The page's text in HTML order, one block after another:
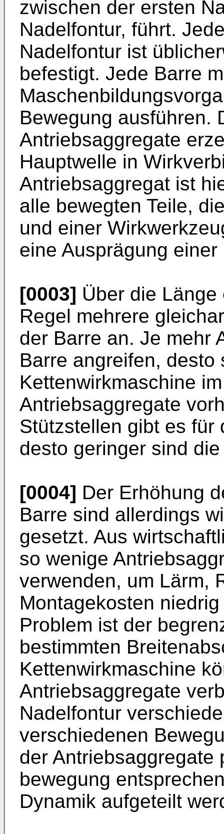
zwischen der ersten
Nadelfontur, führt.
Nadelfontur ist
befestigt. Jede Barre
Bewegung ausführen.
Antriebsaggregate
Hauptwelle in
Antriebsaggregat ist
alle bewegten Teile,
und einer
eine Ausprägung
[0003] Über die
Regel mehrere
der Barre an. Je mehr
Barre angreifen,
Kettenwirkmaschine
Antriebsaggregate
Stützstellen gibt es für
desto geringer sind
[0004] Der Erhöhung
Barre sind allerdings
gesetzt. Aus
so wenige
verwenden, um Lärm,
Montagekosten
Problem ist der
bestimmten
Kettenwirkmaschine
Antriebsaggregate
Nadelfontur
verschiedenen
der Antriebsaggregate
bewegung
Dynamik aufgeteilt